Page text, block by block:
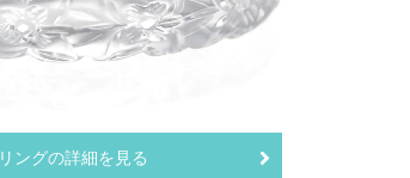
リングの詳細を見る